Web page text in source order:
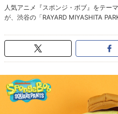
人気アニメ『スポンジ・ボブ』をテー
が、渋谷の「RAYARD MIYASHITA